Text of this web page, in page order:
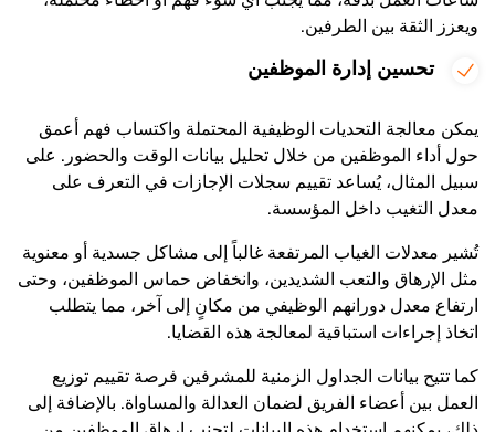
ويعزز الثقة بين الطرفين.
تحسين إدارة الموظفين
يمكن معالجة التحديات الوظيفية المحتملة واكتساب فهم أعمق
حول أداء الموظفين من خلال تحليل بيانات الوقت والحضور. على
سبيل المثال، يُساعد تقييم سجلات الإجازات في التعرف على
معدل التغيب داخل المؤسسة.
تُشير معدلات الغياب المرتفعة غالباً إلى مشاكل جسدية أو معنوية
مثل الإرهاق والتعب الشديدين، وانخفاض حماس الموظفين، وحتى
ارتفاع معدل دورانهم الوظيفي من مكانٍ إلى آخر، مما يتطلب
اتخاذ إجراءات استباقية لمعالجة هذه القضايا.
كما تتيح بيانات الجداول الزمنية للمشرفين فرصة تقييم توزيع
العمل بين أعضاء الفريق لضمان العدالة والمساواة. بالإضافة إلى